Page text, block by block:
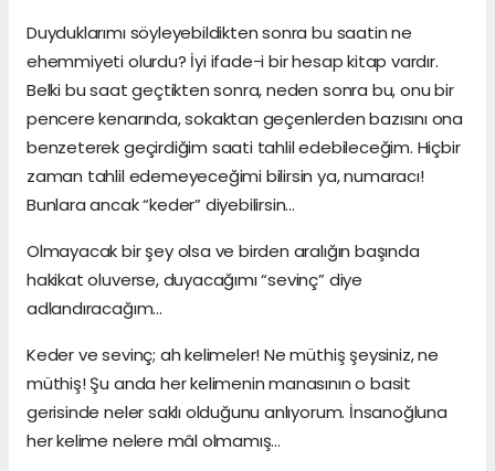
Duyduklarımı söyleyebildikten sonra bu saatin ne
ehemmiyeti olurdu? İyi ifade-i bir hesap kitap vardır.
Belki bu saat geçtikten sonra, neden sonra bu, onu bir
pencere kenarında, sokaktan geçenlerden bazısını ona
benzeterek geçirdiğim saati tahlil edebileceğim. Hiçbir
zaman tahlil edemeyeceğimi bilirsin ya, numaracı!
Bunlara ancak “keder” diyebilirsin...
Olmayacak bir şey olsa ve birden aralığın başında
hakikat oluverse, duyacağımı “sevinç” diye
adlandıracağım...
Keder ve sevinç; ah kelimeler! Ne müthiş şeysiniz, ne
müthiş! Şu anda her kelimenin manasının o basit
gerisinde neler saklı olduğunu anlıyorum. İnsanoğluna
her kelime nelere mâl olmamış…